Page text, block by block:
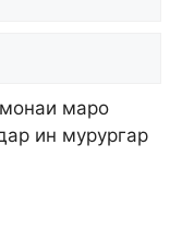
маро
ин мурургар